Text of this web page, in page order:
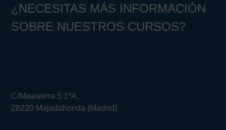
¿NECESITAS MÁS INFORMACIÓN
SOBRE NUESTROS CURSOS?
C/Mirasierra 5 1ºA.
28220 Majadahonda (Madrid)